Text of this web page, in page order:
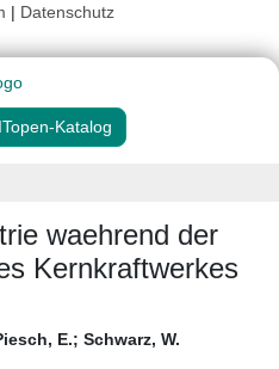
| Datenschutz
Katalog
waehrend der
Kernkraftwerkes
E.; Schwarz, W.